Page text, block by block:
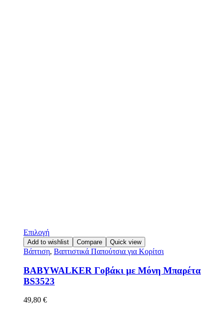
Επιλογή
Add to wishlist Compare Quick view
Βάπτιση, Βαπτιστικά Παπούτσια για Κορίτσι
BABYWALKER Γοβάκι με Μόνη Μπαρέτα
BS3523
49,80 €